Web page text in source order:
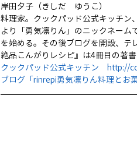
岸田夕子（きしだ　ゆうこ）
料理家。クックパッド公式キッチン
より「勇気凛りん」のニックネー
を始める。その後ブログを開設、テ
絶品こんがりレシピ』は4冊目の著
クックパッド公式キッチン　http://
ブログ「rinrepi勇気凛りん料理と